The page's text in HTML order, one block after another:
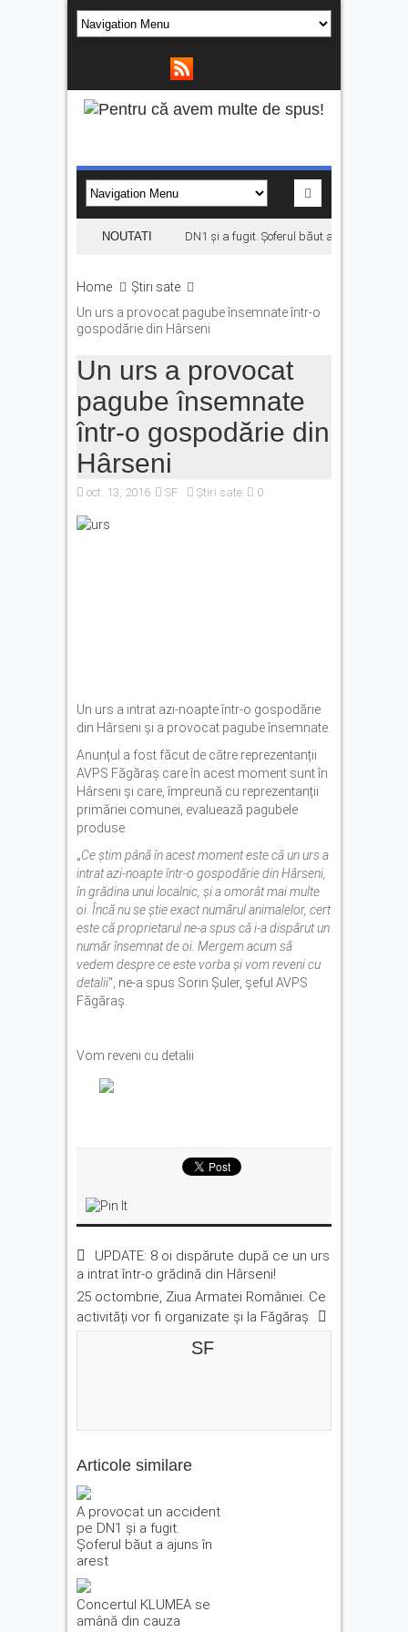
NOUTATI
A provocat un accident pe DN1 și a fugit. Șoferul băut a ajuns în arest
Home
Știri sate
Un urs a provocat pagube însemnate într-o
gospodărie din Hârseni
Un urs a provocat
pagube însemnate
într-o gospodărie din
Hârseni
oct. 13, 2016 SF Știri sate 0
Un urs a intrat azi-noapte într-o gospodărie
din Hârseni și a provocat pagube însemnate.
Anunțul a fost făcut de către reprezentanții
AVPS Făgăraș care în acest moment sunt în
Hârseni și care, împreună cu reprezentanții
primăriei comunei, evaluează pagubele
produse.
„Ce știm până în acest moment este că un urs a
intrat azi-noapte într-o gospodărie din Hârseni,
în grădina unui localnic, și a omorât mai multe
oi. Încă nu se știe exact numărul animalelor, cert
este că proprietarul ne-a spus că i-a dispărut un
număr însemnat de oi. Mergem acum să
vedem despre ce este vorba și vom reveni cu
detalii“, ne-a spus Sorin Șuler, șeful AVPS
Făgăraș.
Vom reveni cu detalii
UPDATE: 8 oi dispărute după ce un urs
a intrat într-o grădină din Hârseni!
25 octombrie, Ziua Armatei României. Ce
activități vor fi organizate și la Făgăraș
SF
Articole similare
A provocat un accident
pe DN1 și a fugit.
Șoferul băut a ajuns în
arest
Concertul KLUMEA se
amână din cauza